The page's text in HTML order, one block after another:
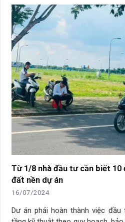
Từ 1/8 nhà đầu tư cần biết 10
đất nền dự án
16/07/2024
Dư án phải hoàn thành việc